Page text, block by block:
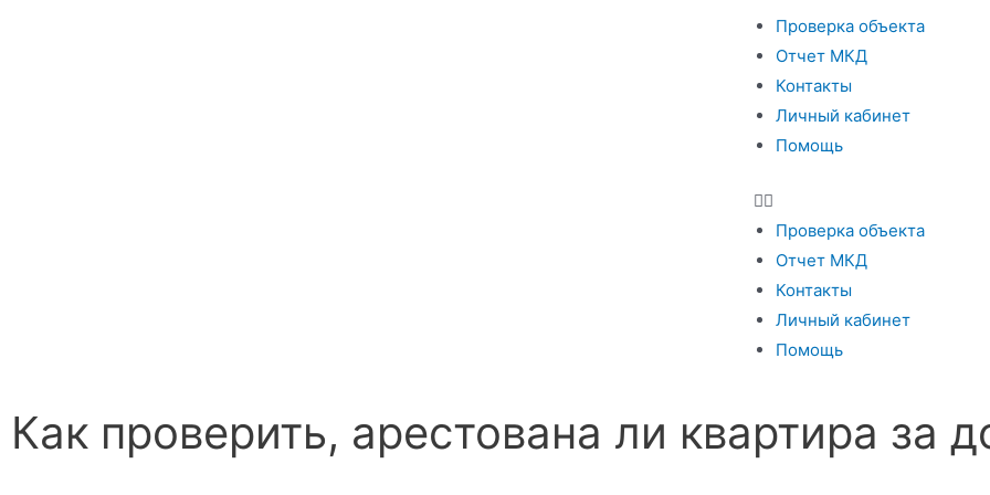
Проверка объекта
Отчет МКД
Контакты
Личный кабинет
Помощь
Проверка объекта
Отчет МКД
Контакты
Личный кабинет
Помощь
Как проверить, арестована ли квартира за